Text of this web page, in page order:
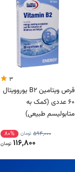
3
قرص ویتامین B2 یوروویتال
60 عددی (کمک به
متابولیسم طبیعی)
594,000 تومان 80%
116,800 تومان